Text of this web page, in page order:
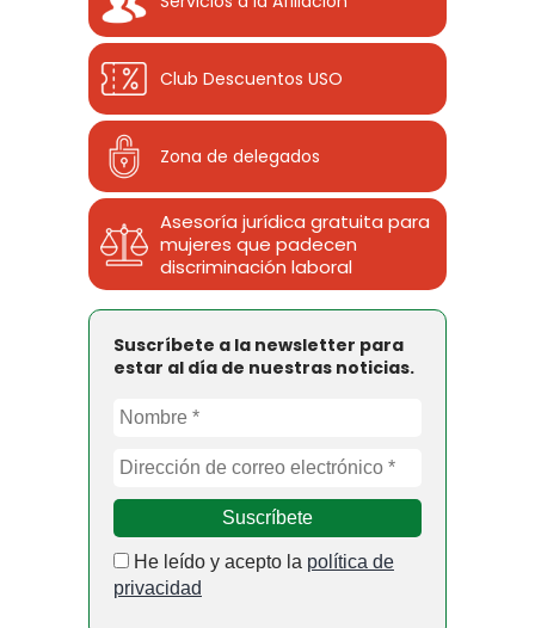
Club Descuentos USO
Zona de delegados
Asesoría jurídica gratuita para
mujeres que padecen
discriminación laboral
Suscríbete a la newsletter para
estar al día de nuestras noticias.
He leído y acepto la política de
privacidad